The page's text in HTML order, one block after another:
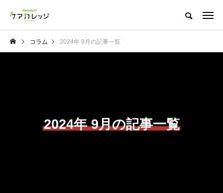
コラム 2024年 9月の記事一覧
2024年 9月の記事一覧